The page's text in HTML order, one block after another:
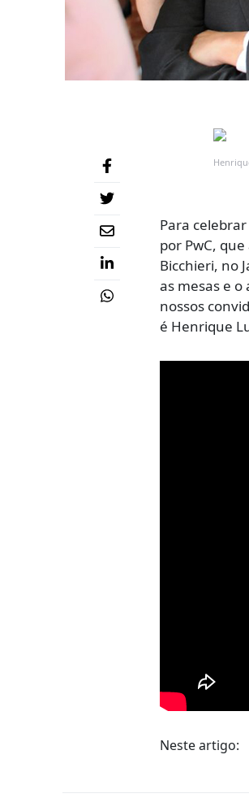
Para celebrar
por PwC,
Bicchieri, no
as mesas e o
nossos
é Henrique
Neste artigo: